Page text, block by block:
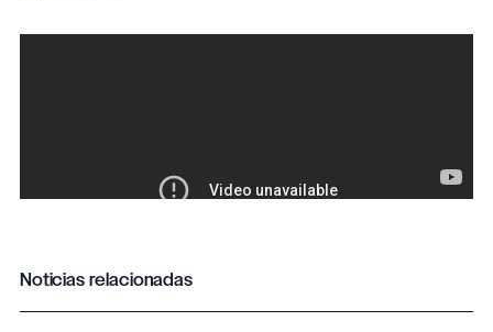
Noticias relacionadas